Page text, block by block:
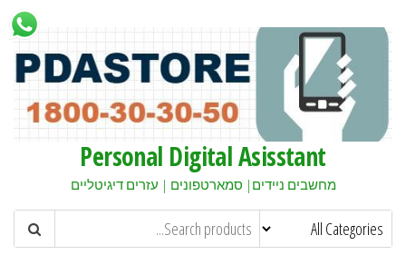
Personal Digital Asisstant
מחשבים ניידים| סמארטפונים | עזרים דיגיטליים